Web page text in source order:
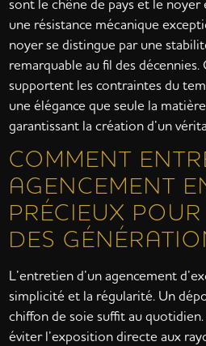
sont le chêne de pays et le noyer
une résistance mécanique
noyer se distingue par une
remarquable au fil des décennies.
supportent les contraintes du
une élégance que seule la
garantissant la création d’un
COMMENT
AGENCEMENT
PRÉCIEUX
DES
L’entretien d’un agencement
simplicité et la régularité. Un
chiffon de soie suffit au
éviter l’exposition directe aux